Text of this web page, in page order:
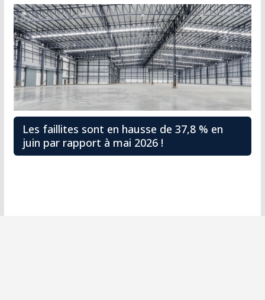
Les faillites sont en hausse de 37,8 % en
juin par rapport à mai 2026 !